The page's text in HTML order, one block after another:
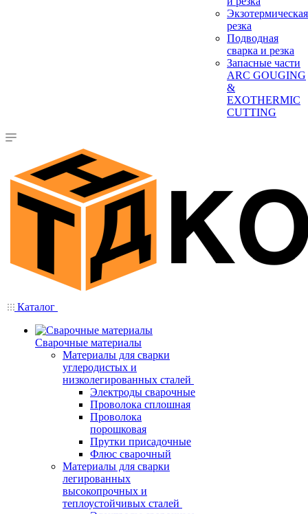
Экзотермическая
резка
Подводная
сварка и резка
Запасные части
ARC GOUGING
&
EXOTHERMIC
CUTTING
Каталог
Сварочные материалы
Материалы для сварки
углеродистых и
низколегированных сталей
Электроды сварочные
Проволока сплошная
Проволока
порошковая
Прутки присадочные
Флюс сварочный
Материалы для сварки
легированных
высокопрочных и
теплоустойчивых сталей